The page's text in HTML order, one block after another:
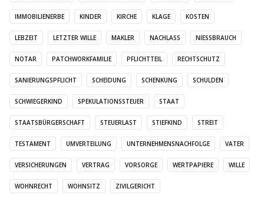
IMMOBILIENERBE KINDER KIRCHE KLAGE KOSTEN
LEBZEIT LETZTER WILLE MAKLER NACHLASS NIESSBRAUCH
NOTAR PATCHWORKFAMILIE PFLICHTTEIL RECHTSCHUTZ
SANIERUNGSPFLICHT SCHEIDUNG SCHENKUNG SCHULDEN
SCHWIEGERKIND SPEKULATIONSSTEUER STAAT
STAATSBÜRGERSCHAFT STEUERLAST STIEFKIND STREIT
TESTAMENT UMVERTEILUNG UNTERNEHMENSNACHFOLGE VATER
VERSICHERUNGEN VERTRAG VORSORGE WERTPAPIERE WILLE
WOHNRECHT WOHNSITZ ZIVILGERICHT